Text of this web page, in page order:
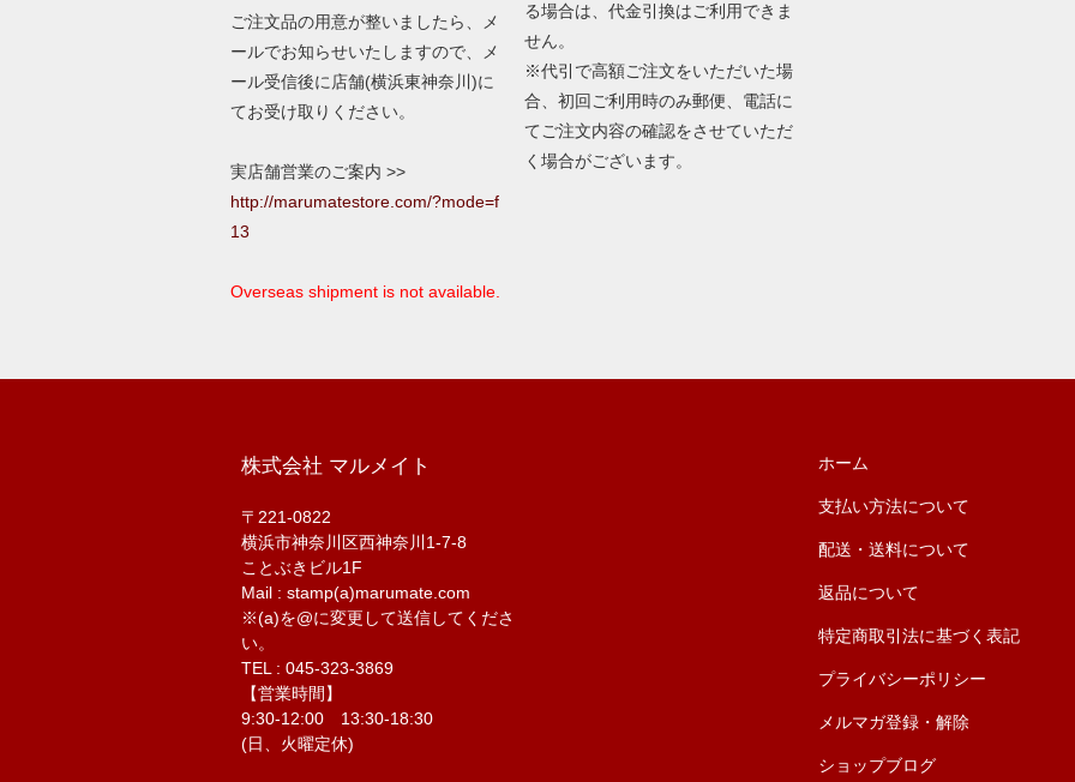
ご注文品の用意が整いましたら、メ
ールでお知らせいたしますので、メ
ール受信後に店舗(横浜東神奈川)に
てお受け取りください。
実店舗営業のご案内 >>
http://marumatestore.com/?mode=f
13
Overseas shipment is not available.
る場合は、代金引換はご利用できま
せん。
※代引で高額ご注文をいただいた場
合、初回ご利用時のみ郵便、電話に
てご注文内容の確認をさせていただ
く場合がございます。
株式会社 マルメイト
〒221-0822
横浜市神奈川区西神奈川1-7-8
ことぶきビル1F
Mail : stamp(a)marumate.com
※(a)を@に変更して送信してくださ
い。
TEL : 045-323-3869
【営業時間】
9:30-12:00 13:30-18:30
(日、火曜定休)
ホーム
支払い方法について
配送・送料について
返品について
特定商取引法に基づく表記
プライバシーポリシー
メルマガ登録・解除
ショップブログ